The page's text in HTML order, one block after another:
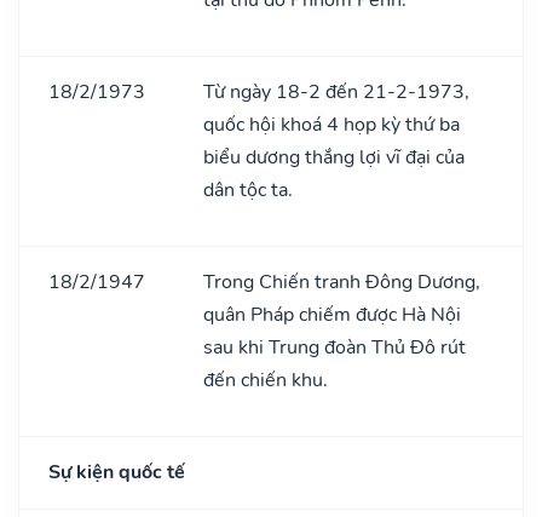
18/2/1973
Từ ngày 18-2 đến 21-2-1973,
quốc hội khoá 4 họp kỳ thứ ba
biểu dương thắng lợi vĩ đại của
dân tộc ta.
18/2/1947
Trong Chiến tranh Đông Dương,
quân Pháp chiếm được Hà Nội
sau khi Trung đoàn Thủ Đô rút
đến chiến khu.
Sự kiện quốc tế